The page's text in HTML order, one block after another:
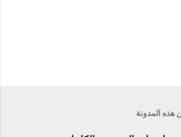
هذه المدونة